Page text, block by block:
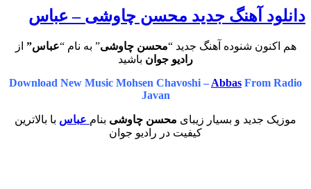
آهنگ جدید محسن چاوشی – عباس
شنوده آهنگ جدید “محسن چاوشی” به نام “عباس” از
رادیو جوان باشید
Download New Music Mohsen Chavoshi –Abbas
و بسیار زیبایمحسن چاوشیبنامعباسبا بالاترین
کیفیت در رادیو جوان